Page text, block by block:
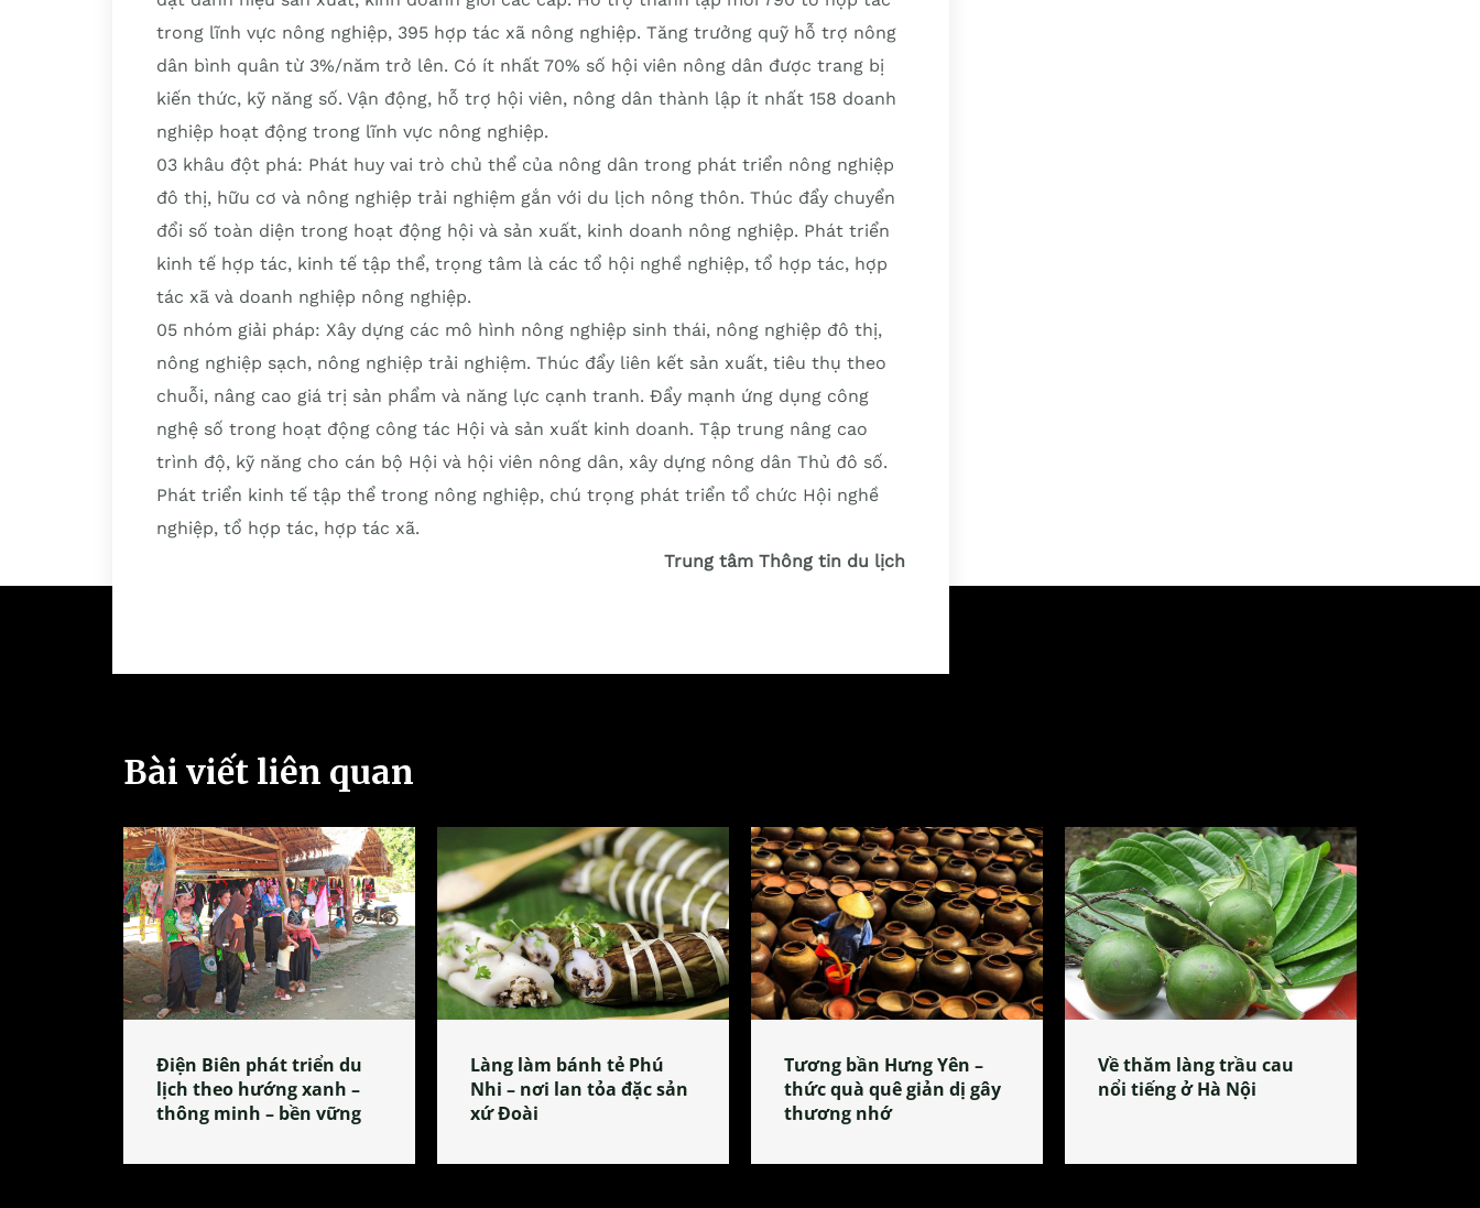
trong lĩnh vực nông nghiệp, 395 hợp tác xã nông nghiệp. Tăng trưởng quỹ hỗ trợ nông
dân bình quân từ 3%/năm trở lên. Có ít nhất 70% số hội viên nông dân được trang bị
kiến thức, kỹ năng số. Vận động, hỗ trợ hội viên, nông dân thành lập ít nhất 158 doanh
nghiệp hoạt động trong lĩnh vực nông nghiệp.
03 khâu đột phá: Phát huy vai trò chủ thể của nông dân trong phát triển nông nghiệp
đô thị, hữu cơ và nông nghiệp trải nghiệm gắn với du lịch nông thôn. Thúc đẩy chuyển
đổi số toàn diện trong hoạt động hội và sản xuất, kinh doanh nông nghiệp. Phát triển
kinh tế hợp tác, kinh tế tập thể, trọng tâm là các tổ hội nghề nghiệp, tổ hợp tác, hợp
tác xã và doanh nghiệp nông nghiệp.
05 nhóm giải pháp: Xây dựng các mô hình nông nghiệp sinh thái, nông nghiệp đô thị,
nông nghiệp sạch, nông nghiệp trải nghiệm. Thúc đẩy liên kết sản xuất, tiêu thụ theo
chuỗi, nâng cao giá trị sản phẩm và năng lực cạnh tranh. Đẩy mạnh ứng dụng công
nghệ số trong hoạt động công tác Hội và sản xuất kinh doanh. Tập trung nâng cao
trình độ, kỹ năng cho cán bộ Hội và hội viên nông dân, xây dựng nông dân Thủ đô số.
Phát triển kinh tế tập thể trong nông nghiệp, chú trọng phát triển tổ chức Hội nghề
nghiệp, tổ hợp tác, hợp tác xã.
Trung tâm Thông tin du lịch
Bài viết liên quan
Điện Biên phát triển du
lịch theo hướng xanh –
thông minh – bền vững
Làng làm bánh tẻ Phú
Nhi – nơi lan tỏa đặc sản
xứ Đoài
Tương bần Hưng Yên –
thức quà quê giản dị gây
thương nhớ
Về thăm làng trầu cau
nổi tiếng ở Hà Nội